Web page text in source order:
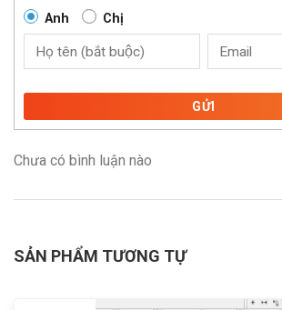
Anh Chị
GỬI
Chưa có bình luận nào
SẢN PHẨM TƯƠNG TỰ